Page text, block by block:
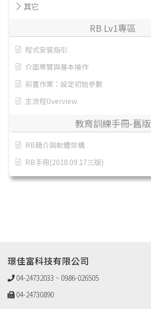
其它
RB Lv1專區
程式安裝指引
介面導覽與基本操作
前置作業：設定初始參數
主流程Overview
教育訓練手冊-舊版
RB簡介與軟體架構
RB手冊(2018.09.17三版)
璟佳富科技有限公司
04-24732033、0986-026505
04-24730890